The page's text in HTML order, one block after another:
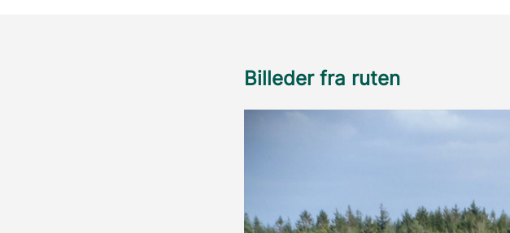
Billeder fra ruten